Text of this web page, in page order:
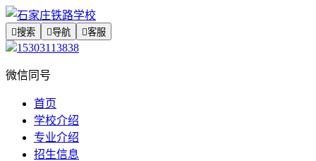
搜索 导航 客服
15303113838
微信同号
首页
学校介绍
专业介绍
招生信息